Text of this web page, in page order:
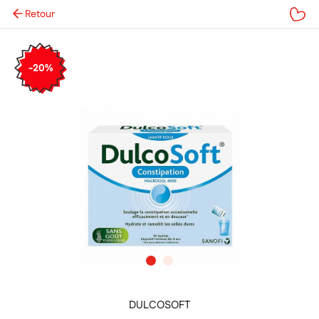
Retour
DULCOSOFT
-20%